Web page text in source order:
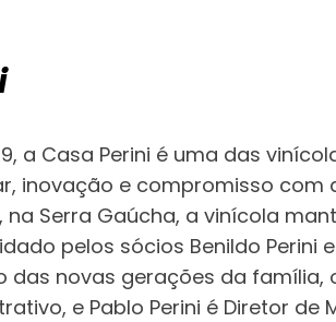
a Casa Perini é uma das
inovação e compromisso com
na Serra Gaúcha, a vinícola
pelos sócios Benildo Perini
das novas gerações da família,
e Pablo Perini é Diretor de